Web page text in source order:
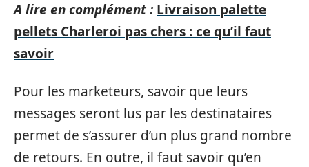
A lire en complément : Livraison palette
pellets Charleroi pas chers : ce qu’il faut
savoir
Pour les marketeurs, savoir que leurs
messages seront lus par les destinataires
permet de s’assurer d’un plus grand nombre
de retours. En outre, il faut savoir qu’en